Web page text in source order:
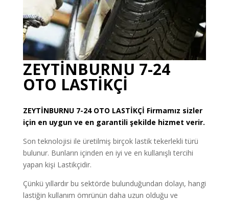
ZEYTİNBURNU 7-24
OTO LASTİKÇİ
ZEYTİNBURNU 7-24 OTO LASTİKÇİ Firmamız sizler
için en uygun ve en garantili şekilde hizmet verir.
Son teknolojisi ile üretilmiş birçok lastik tekerlekli türü
bulunur. Bunların içinden en iyi ve en kullanışlı tercihi
yapan kişi Lastikçidir.
Çünkü yıllardır bu sektörde bulunduğundan dolayı, hangi
lastiğin kullanım ömrünün daha uzun olduğu ve